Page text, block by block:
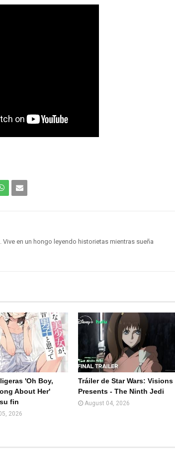
Vive en un hongo leyendo historietas mientras sueña
'Oh Boy,
About Her'
fin
2026
Tráiler de Star Wars: Visions
Presents - The Ninth Jedi
August 04, 2026